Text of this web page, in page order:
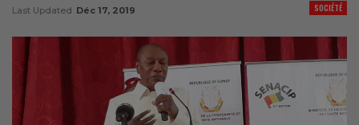
SOCIÉTÉ
Last Updated Déc 17, 2019